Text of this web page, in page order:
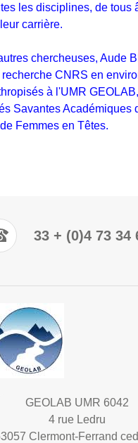
les disciplines, de tous
carrière.
chercheuses, Aude
recherche CNRS en
à l'UMR
Savantes Académiques
Femmes en Têtes.
33 + (0)4 73 34
GEOLAB UMR 6042
4 rue Ledru
Clermont-Ferrand